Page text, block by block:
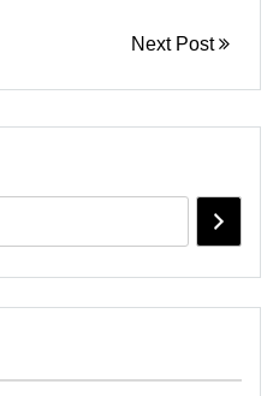
Next Post